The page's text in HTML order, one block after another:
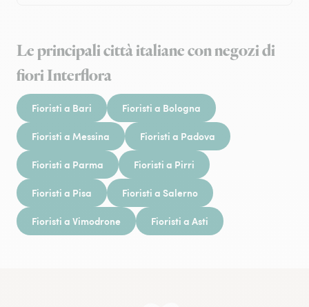
Le principali città italiane con negozi di
fiori Interflora
Fioristi a Bari Fioristi a Bologna
Fioristi a Messina Fioristi a Padova
Fioristi a Parma Fioristi a Pirri
Fioristi a Pisa Fioristi a Salerno
Fioristi a Vimodrone Fioristi a Asti